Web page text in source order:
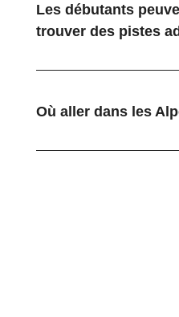
Les débutants
trouver des pistes
Où aller dans les